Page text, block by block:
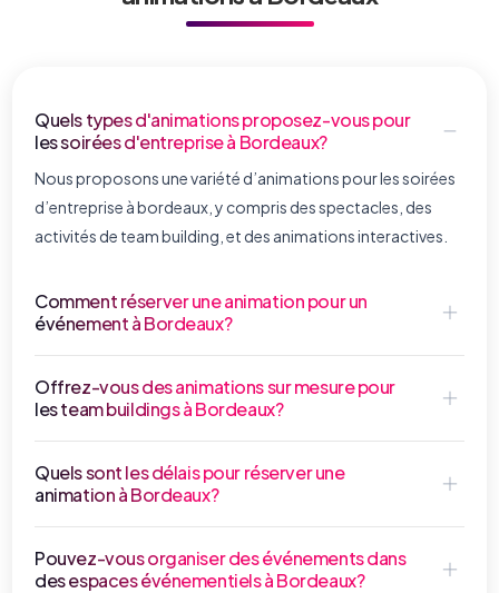
Quels types d'animations proposez-vous pour
les soirées d'entreprise à Bordeaux?
Nous proposons une variété d’animations pour les soirées
d’entreprise à bordeaux, y compris des spectacles, des
activités de team building, et des animations interactives.
Comment réserver une animation pour un
événement à Bordeaux?
Offrez-vous des animations sur mesure pour
les team buildings à Bordeaux?
Quels sont les délais pour réserver une
animation à Bordeaux?
Pouvez-vous organiser des événements dans
des espaces événementiels à Bordeaux?